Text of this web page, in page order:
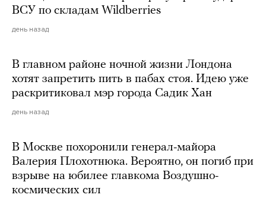
ВСУ по складам Wildberries
день назад
В главном районе ночной жизни Лондона
хотят запретить пить в пабах стоя. Идею уже
раскритиковал мэр города Садик Хан
день назад
В Москве похоронили генерал-майора
Валерия Плохотнюка. Вероятно, он погиб при
взрыве на юбилее главкома Воздушно-
космических сил